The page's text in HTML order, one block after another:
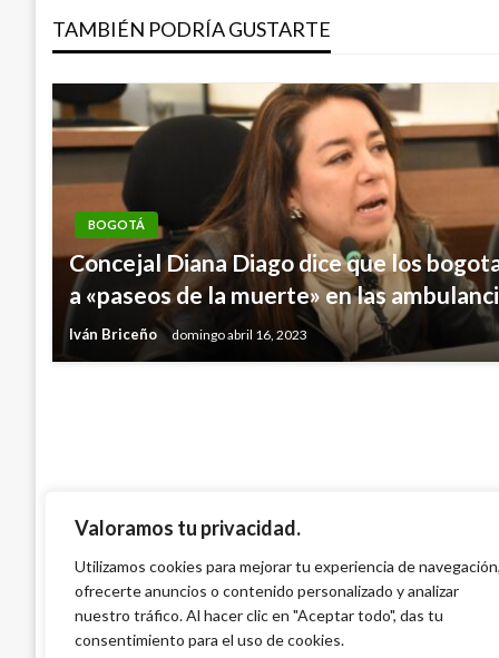
Valoramos tu privacidad.
Utilizamos cookies para mejorar tu experiencia de navegación,
ofrecerte anuncios o contenido personalizado y analizar
nuestro tráfico. Al hacer clic en "Aceptar todo", das tu
consentimiento para el uso de cookies.
entradas
TAMBIÉN PODRÍA GUSTARTE
BOGOTÁ
Concejal Diana Diago dice que los
a «paseos de la muerte» en las
Iván Briceño domingo abril 16, 2023
BOGOTÁ
19 de mayo, Día Mundial de la
Intestinal
Giovanni Alarcón M. miércoles mayo 18, 2022